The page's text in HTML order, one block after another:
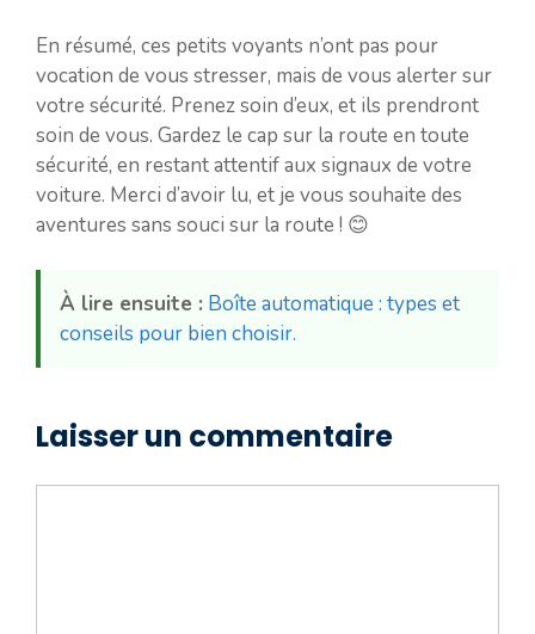
En résumé, ces petits voyants n’ont pas pour
vocation de vous stresser, mais de vous alerter sur
votre sécurité. Prenez soin d’eux, et ils prendront
soin de vous. Gardez le cap sur la route en toute
sécurité, en restant attentif aux signaux de votre
voiture. Merci d’avoir lu, et je vous souhaite des
aventures sans souci sur la route ! 😊
À lire ensuite : Boîte automatique : types et
conseils pour bien choisir.
Laisser un commentaire